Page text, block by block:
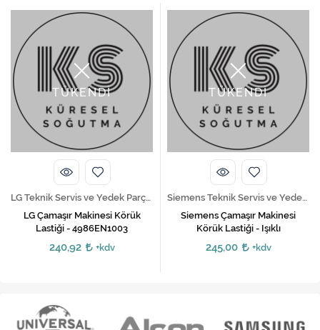
TÜKENDİ
LG Teknik Servis ve Yedek Parça Hizmetleri
LG Çamaşır Makinesi Körük
Lastiği - 4986EN1003
240,92 +kdv
TÜKENDİ
Siemens Teknik Servis ve Yedek Parça Hizmetleri
Siemens Çamaşır Makinesi
Körük Lastiği - Işıklı
245,00 +kdv